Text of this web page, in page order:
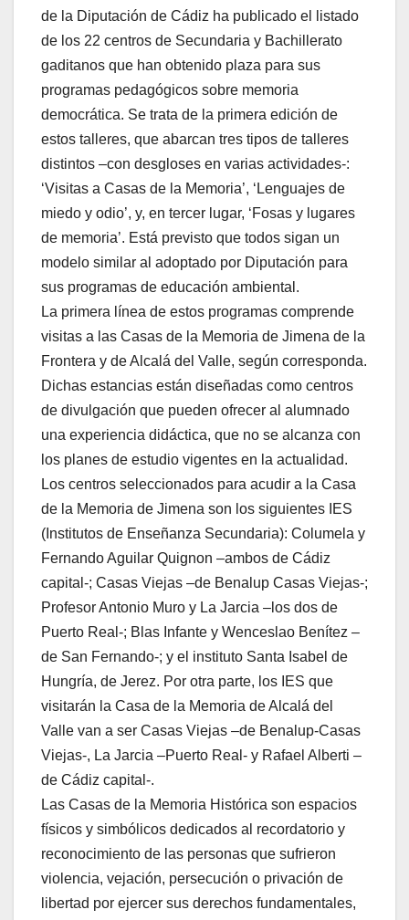
de la Diputación de Cádiz ha publicado el listado
de los 22 centros de Secundaria y Bachillerato
gaditanos que han obtenido plaza para sus
programas pedagógicos sobre memoria
democrática. Se trata de la primera edición de
estos talleres, que abarcan tres tipos de talleres
distintos –con desgloses en varias actividades-:
‘Visitas a Casas de la Memoria’, ‘Lenguajes de
miedo y odio’, y, en tercer lugar, ‘Fosas y lugares
de memoria’. Está previsto que todos sigan un
modelo similar al adoptado por Diputación para
sus programas de educación ambiental.
La primera línea de estos programas comprende
visitas a las Casas de la Memoria de Jimena de la
Frontera y de Alcalá del Valle, según corresponda.
Dichas estancias están diseñadas como centros
de divulgación que pueden ofrecer al alumnado
una experiencia didáctica, que no se alcanza con
los planes de estudio vigentes en la actualidad.
Los centros seleccionados para acudir a la Casa
de la Memoria de Jimena son los siguientes IES
(Institutos de Enseñanza Secundaria): Columela y
Fernando Aguilar Quignon –ambos de Cádiz
capital-; Casas Viejas –de Benalup Casas Viejas-;
Profesor Antonio Muro y La Jarcia –los dos de
Puerto Real-; Blas Infante y Wenceslao Benítez –
de San Fernando-; y el instituto Santa Isabel de
Hungría, de Jerez. Por otra parte, los IES que
visitarán la Casa de la Memoria de Alcalá del
Valle van a ser Casas Viejas –de Benalup-Casas
Viejas-, La Jarcia –Puerto Real- y Rafael Alberti –
de Cádiz capital-.
Las Casas de la Memoria Histórica son espacios
físicos y simbólicos dedicados al recordatorio y
reconocimiento de las personas que sufrieron
violencia, vejación, persecución o privación de
libertad por ejercer sus derechos fundamentales,